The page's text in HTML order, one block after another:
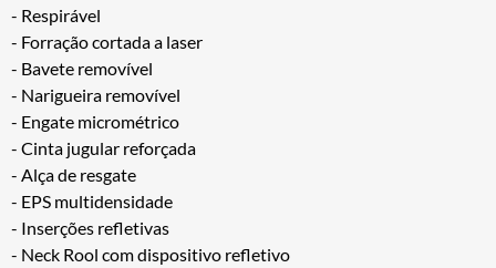
- Respirável
- Forração cortada a laser
- Bavete removível
- Narigueira removível
- Engate micrométrico
- Cinta jugular reforçada
- Alça de resgate
- EPS multidensidade
- Inserções refletivas
- Neck Rool com dispositivo refletivo